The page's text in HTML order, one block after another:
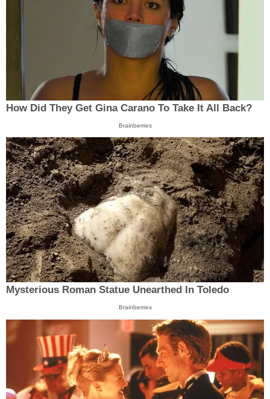
How Did They Get Gina Carano To Take It All Back?
Brainberries
Mysterious Roman Statue Unearthed In Toledo
Brainberries